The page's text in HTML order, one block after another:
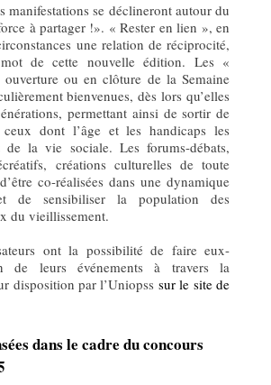
manifestations se déclineront autour du
à partager !». « Rester en lien », en
une relation de réciprocité,
de cette nouvelle édition. Les «
ou en clôture de la Semaine
bienvenues, dès lors qu’elles
permettant ainsi de sortir de
dont l’âge et les handicaps les
de la vie sociale. Les forums-débats,
créations culturelles de toute
co-réalisées dans une dynamique
de sensibiliser la population des
du vieillissement.
ont la possibilité de faire eux-
de leurs événements à travers la
disposition par l’Uniopss sur le site de
dans le cadre du concours